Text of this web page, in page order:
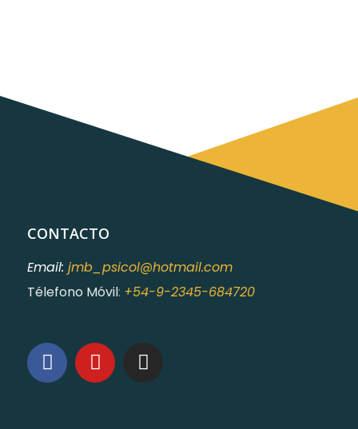
CONTACTO
Email: jmb_psicol@hotmail.com
Télefono Móvil: +54-9-2345-684720